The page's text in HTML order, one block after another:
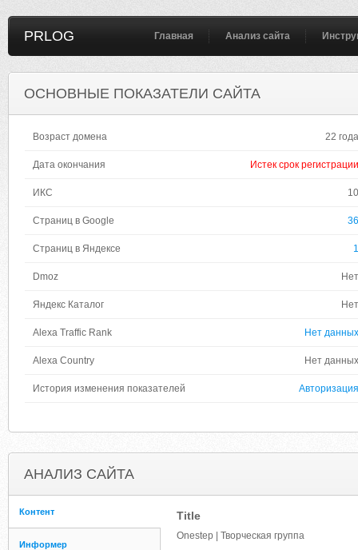
PRLOG Главная Анализ сайта
ОСНОВНЫЕ ПОКАЗАТЕЛИ САЙТА
Возраст домена 22 года
Дата окончания Истек срок регистрации
ИКС 10
Страниц в Google 36
Страниц в Яндексе 1
Dmoz Нет
Яндекс Каталог Нет
Alexa Traffic Rank Нет данных
Alexa Country Нет данных
История изменения показателей Авторизация
АНАЛИЗ САЙТА
Контент
Информер
Title
Onestep | Творческая группа